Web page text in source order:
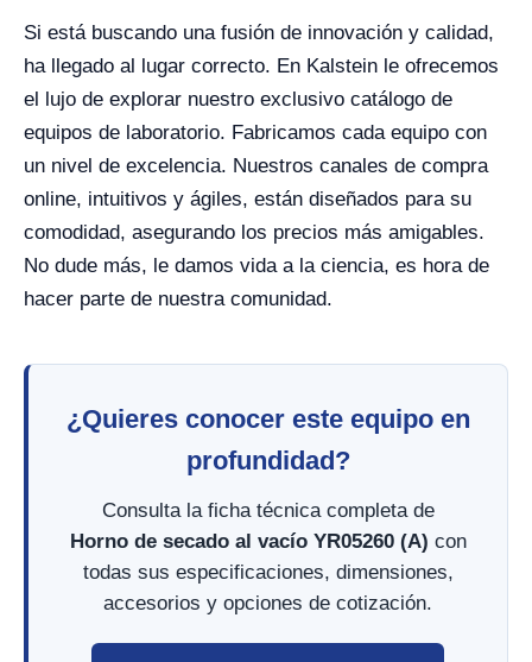
Si está buscando una fusión de innovación y calidad,
ha llegado al lugar correcto. En Kalstein le ofrecemos
el lujo de explorar nuestro exclusivo catálogo de
equipos de laboratorio. Fabricamos cada equipo con
un nivel de excelencia. Nuestros canales de compra
online, intuitivos y ágiles, están diseñados para su
comodidad, asegurando los precios más amigables.
No dude más, le damos vida a la ciencia, es hora de
hacer parte de nuestra comunidad.
¿Quieres conocer este equipo en
profundidad?
Consulta la ficha técnica completa de
Horno de secado al vacío YR05260 (A) con
todas sus especificaciones, dimensiones,
accesorios y opciones de cotización.